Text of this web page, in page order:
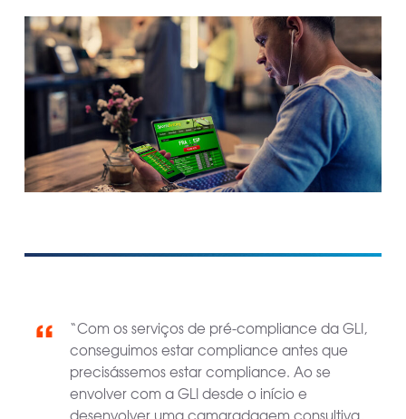
“Com os serviços de pré-compliance da GLI,
conseguimos estar compliance antes que
precisássemos estar compliance. Ao se
envolver com a GLI desde o início e